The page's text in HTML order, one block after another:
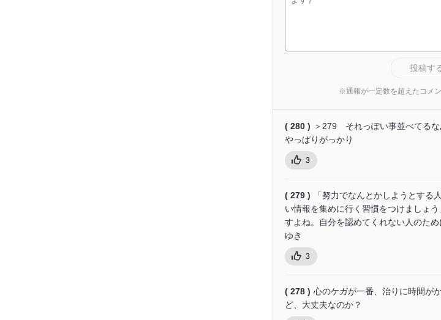
投稿す
※通報が一定数を超えたコメ
( 280 ) ＞279 それっぽい事並べてる
やっぱりがっかり
3
( 279 )
「努力でなんとかしようとする
い情報を集めに行く習慣をつけましょ
すよね。自分を認めてくれない人のた
ゆき
3
( 278 ) 心のケガが一番、治りに時間が
ど、大丈夫なのか？